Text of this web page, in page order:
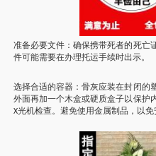
准备必要文件：确保携带死者的死亡
件可能需要在办理托运手续时出示。
选择合适的容器：骨灰应装在封闭的
外面再加一个木盒或硬质盒子以保护
X光机检查。避免使用金属制品，以免